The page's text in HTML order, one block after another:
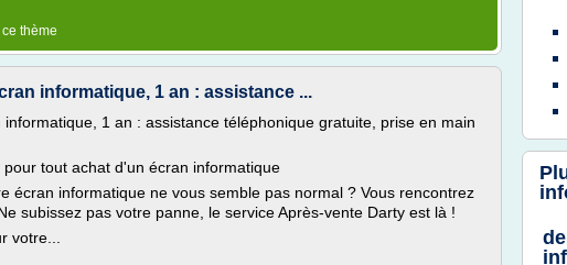
thème
informatique, 1 an : assistance ...
1 an : assistance téléphonique gratuite, prise en main
pour tout achat d'un écran informatique
écran informatique ne vous semble pas normal ? Vous rencontrez
subissez pas votre panne, le service Après-vente Darty est là !
votre...